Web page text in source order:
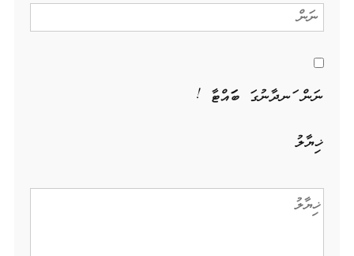
ނަން ހަނދާނުގަ ބަހައްޓާ !
ޚިޔާލު